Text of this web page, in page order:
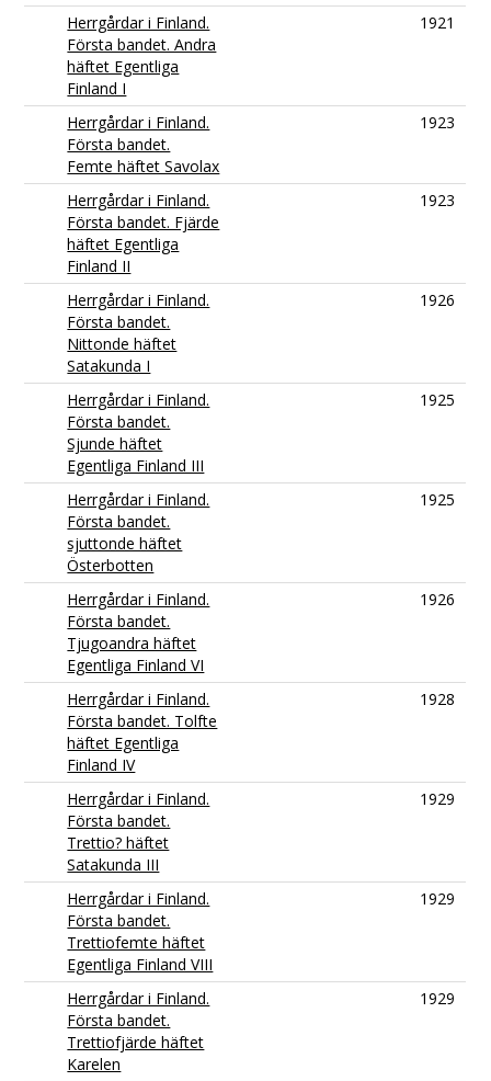
Herrgårdar i Finland.
Första bandet. Andra
häftet Egentliga
Finland I
1921
Herrgårdar i Finland.
Första bandet.
Femte häftet Savolax
1923
Herrgårdar i Finland.
Första bandet. Fjärde
häftet Egentliga
Finland II
1923
Herrgårdar i Finland.
Första bandet.
Nittonde häftet
Satakunda I
1926
Herrgårdar i Finland.
Första bandet.
Sjunde häftet
Egentliga Finland III
1925
Herrgårdar i Finland.
Första bandet.
sjuttonde häftet
Österbotten
1925
Herrgårdar i Finland.
Första bandet.
Tjugoandra häftet
Egentliga Finland VI
1926
Herrgårdar i Finland.
Första bandet. Tolfte
häftet Egentliga
Finland IV
1928
Herrgårdar i Finland.
Första bandet.
Trettio? häftet
Satakunda III
1929
Herrgårdar i Finland.
Första bandet.
Trettiofemte häftet
Egentliga Finland VIII
1929
Herrgårdar i Finland.
Första bandet.
Trettiofjärde häftet
Karelen
1929